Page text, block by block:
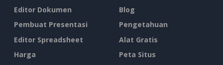
Editor Dokumen
Pembuat Presentasi
Editor Spreadsheet
Harga
Blog
Pengetahuan
Alat Gratis
Peta Situs